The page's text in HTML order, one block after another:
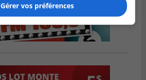
Gérer vos préférences